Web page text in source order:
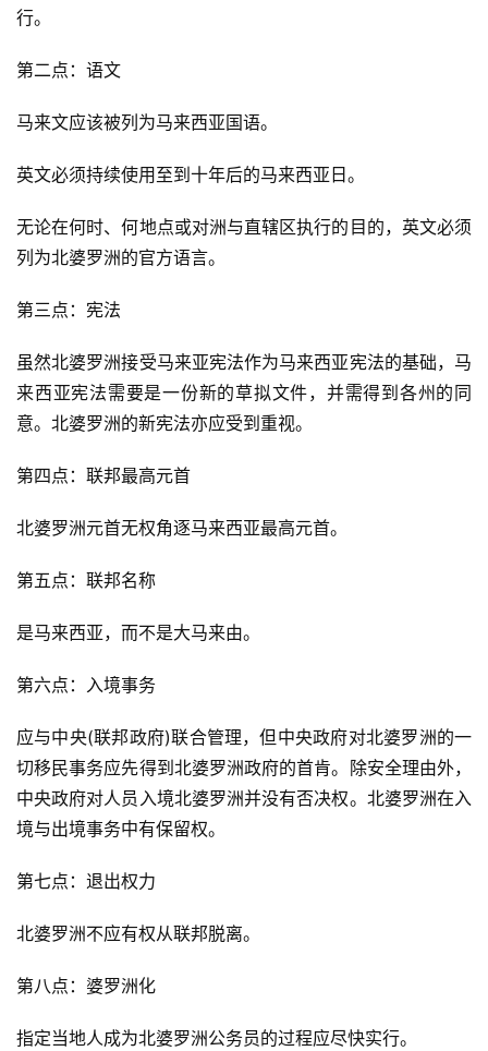
行。
第二点：语文
马来文应该被列为马来西亚国语。
英文必须持续使用至到十年后的马来西亚日。
无论在何时、何地点或对洲与直辖区执行的目的，英文必须
列为北婆罗洲的官方语言。
第三点：宪法
虽然北婆罗洲接受马来亚宪法作为马来西亚宪法的基础，马
来西亚宪法需要是一份新的草拟文件，并需得到各州的同
意。北婆罗洲的新宪法亦应受到重视。
第四点：联邦最高元首
北婆罗洲元首无权角逐马来西亚最高元首。
第五点：联邦名称
是马来西亚，而不是大马来由。
第六点：入境事务
应与中央(联邦政府)联合管理，但中央政府对北婆罗洲的一
切移民事务应先得到北婆罗洲政府的首肯。除安全理由外，
中央政府对人员入境北婆罗洲并没有否决权。北婆罗洲在入
境与出境事务中有保留权。
第七点：退出权力
北婆罗洲不应有权从联邦脱离。
第八点：婆罗洲化
指定当地人成为北婆罗洲公务员的过程应尽快实行。